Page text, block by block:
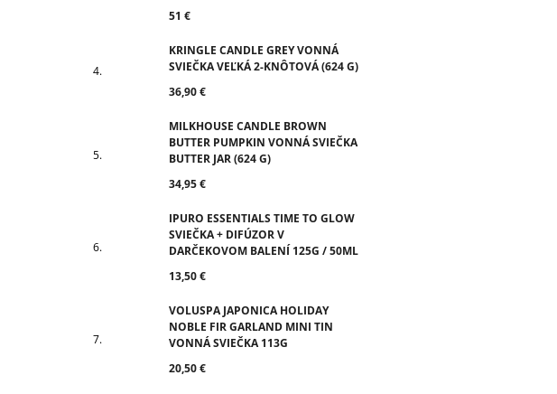
51 €
KRINGLE CANDLE GREY VONNÁ
SVIEČKA VEĽKÁ 2-KNÔTOVÁ (624 G)
36,90 €
MILKHOUSE CANDLE BROWN
BUTTER PUMPKIN VONNÁ SVIEČKA
BUTTER JAR (624 G)
34,95 €
IPURO ESSENTIALS TIME TO GLOW
SVIEČKA + DIFÚZOR V
DARČEKOVOM BALENÍ 125G / 50ML
13,50 €
VOLUSPA JAPONICA HOLIDAY
NOBLE FIR GARLAND MINI TIN
VONNÁ SVIEČKA 113G
20,50 €